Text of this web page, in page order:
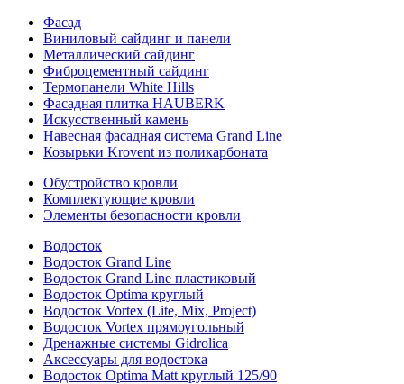
Фасад
Виниловый сайдинг и панели
Металлический сайдинг
Фиброцементный сайдинг
Термопанели White Hills
Фасадная плитка HAUBERK
Искусственный камень
Навесная фасадная система Grand Line
Козырьки Krovent из поликарбоната
Обустройство кровли
Комплектующие кровли
Элементы безопасности кровли
Водосток
Водосток Grand Line
Водосток Grand Line пластиковый
Водосток Optima круглый
Водосток Vortex (Lite, Mix, Project)
Водосток Vortex прямоугольный
Дренажные системы Gidrolica
Аксессуары для водостока
Водосток Optima Matt круглый 125/90